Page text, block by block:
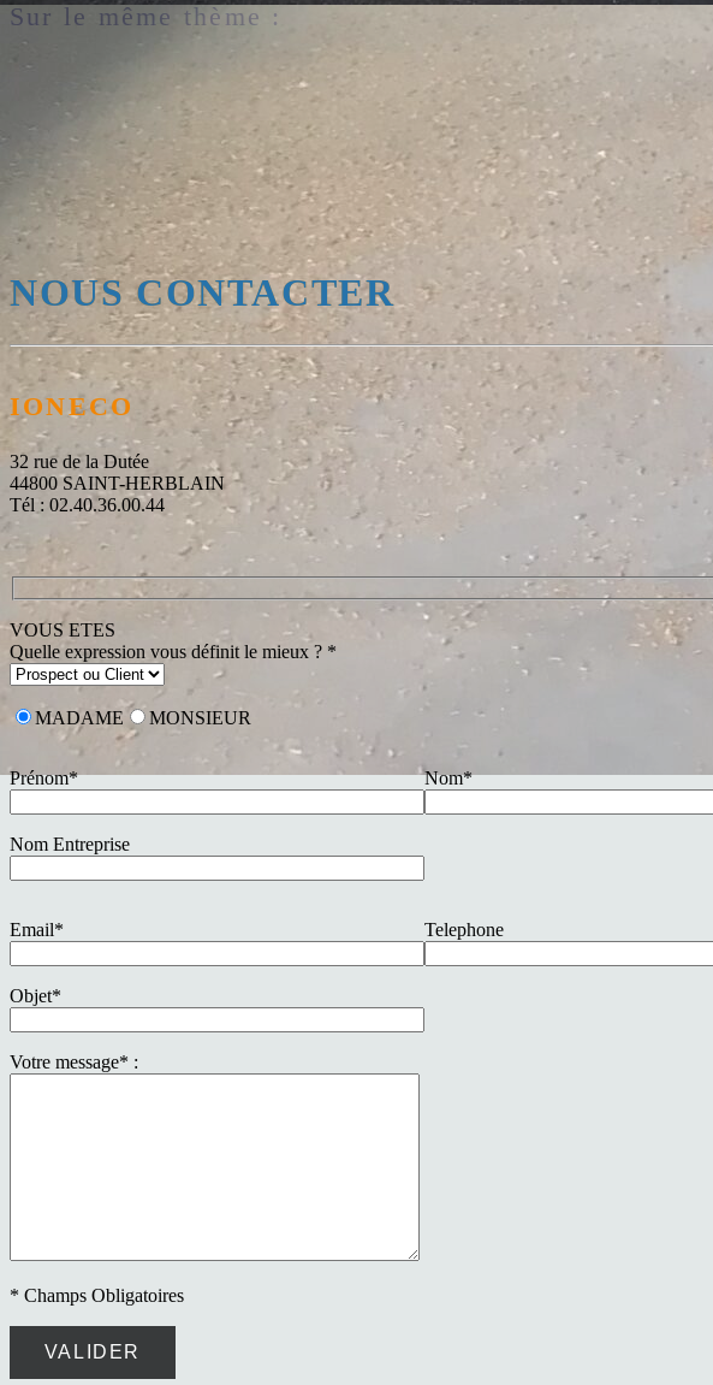
Sur le même thème :
NOUS CONTACTER
IONECO
32 rue de la Dutée
44800 SAINT-HERBLAIN
Tél : 02.40.36.00.44
VOUS ETES
Quelle expression vous définit le mieux ? *
MADAME MONSIEUR
Prénom* Nom*
Nom Entreprise
Email* Telephone
Objet*
Votre message* :
* Champs Obligatoires